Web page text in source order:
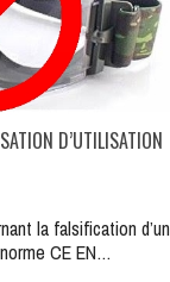
D’UTILISATION
la falsification d’un
CE EN…